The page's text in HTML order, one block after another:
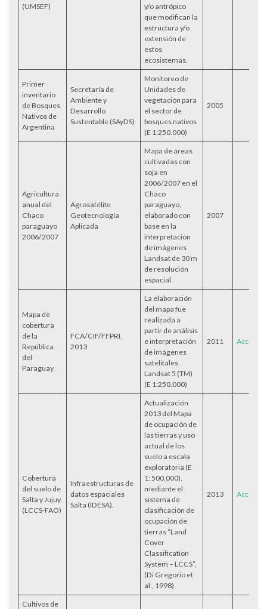
(UMSEF)
y/o antrópico
que modifican la
estructura y/o
extensión de
estos
ecosistemas.
Primer
inventario
de Bosques
Nativos de
Argentina
Secretaría de
Ambiente y
Desarrollo
Sustentable (SAyDS)
Monitoreo de
Unidades de
vegetación para
el sector de
bosques nativos
(E 1:250.000)
2005
Agricultura
anual del
Chaco
paraguayo
2006/2007
Agrosatélite
Geotecnología
Aplicada
Mapa de áreas
cultivadas con
soja en
2006/2007 en el
Chaco
paraguayo,
elaborado con
base en la
interpretación
de imágenes
Landsat de 30 m
de resolución
espacial.
2007
Mapa de
cobertura
de la
República
del
Paraguay
FCA/CIF/FFPRI,
2013
La elaboración
del mapa fue
realizada a
partir de análisis
e interpretación
de imágenes
satelitales
Landsat 5 (TM)
(E 1:250.000)
2011 Acceder
Cobertura
del suelo de
Salta y Jujuy.
(LCCS-FAO)
Infraestructuras de
datos espaciales
Salta (IDESA).
Actualización
2013 del Mapa
de ocupación de
las tierras y uso
actual de los
suelo a escala
exploratoria (E
1: 500.000),
mediante el
sistema de
clasificación de
ocupación de
tierras “Land
Cover
Classification
System – LCCS”,
(Di Gregorio et
al., 1998)
2013 Acceder
Cultivos de